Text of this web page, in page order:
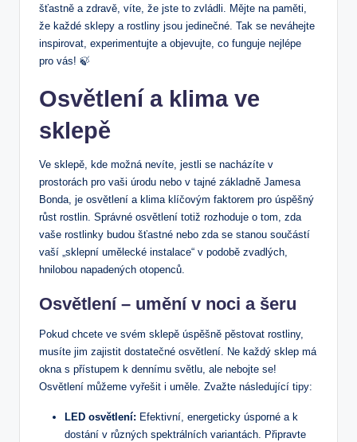
šťastně a ⁤zdravě, víte, že jste to zvládli. Mějte na paměti,
že každé sklepy a​ rostliny jsou jedinečné. Tak se neváhejte​
inspirovat, experimentujte a objevujte,⁣ co funguje nejlépe ​
pro vás! ⁣🍃
Osvětlení a klima ve
sklepě
Ve sklepě, kde ‍možná‌ nevíte, jestli se nacházíte v
prostorách pro vaši‌ úrodu nebo v tajné základně Jamesa
Bonda, je ‌osvětlení a ‌klima klíčovým faktorem pro úspěšný
růst rostlin. Správné osvětlení totiž rozhoduje o tom, zda
vaše rostlinky budou šťastné nebo zda​ se ⁢stanou součástí
vaší ⁣„sklepní umělecké instalace“ v podobě zvadlých,
hnilobou napadených otopenců.
Osvětlení – umění‌ v noci a šeru
Pokud chcete ve svém sklepě úspěšně pěstovat rostliny,
musíte jim zajistit dostatečné osvětlení. Ne každý sklep má
okna s ⁢přístupem k dennímu světlu, ale nebojte se!
Osvětlení můžeme‌ vyřešit i uměle. Zvažte následující tipy:
LED osvětlení: Efektivní, energeticky úsporné a k
dostání v různých​ spektrálních variantách. Připravte